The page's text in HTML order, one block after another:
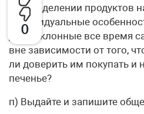
0
распределении продуктов
индивидуальные
дети, склонные все время
вне зависимости от того,
ли доверить им покупать и
печенье?
п) Выдайте и запишите